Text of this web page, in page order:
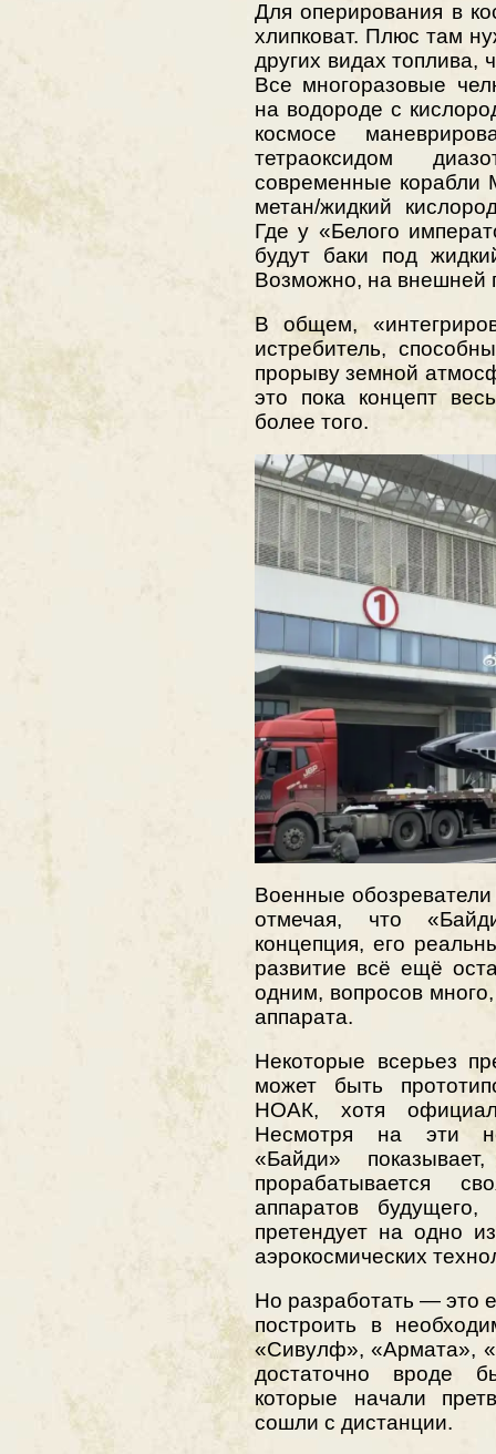
Для оперирования в
хлипковат. Плюс там
других видах топлива,
Все многоразовые
на водороде с
космосе
тетраоксидом
современные корабли
метан/жидкий
Где у «Белого
будут баки под
Возможно, на внешней
В общем,
истребитель,
прорыву земной
это пока концепт
более того.
Военные
отмечая, что
концепция, его
развитие всё ещё
одним, вопросов
аппарата.
Некоторые всерьез
может быть
НОАК, хотя
Несмотря на эти
«Байди»
прорабатывается
аппаратов
претендует на одно
аэрокосмических
Но разработать — это
построить в
«Сивулф», «Армата»,
достаточно вроде
которые начали
сошли с дистанции.